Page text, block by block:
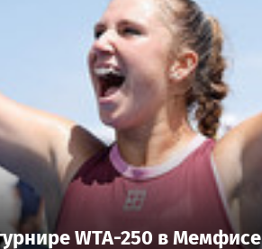
WTA-250 в Мемфисе